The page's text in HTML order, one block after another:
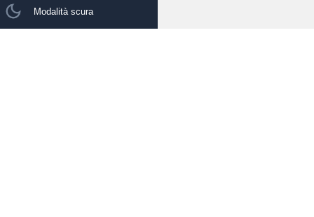
Modalità scura